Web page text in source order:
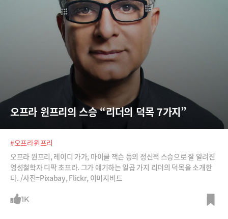
오프라 윈프리의 스승 “리더의 덕목 7가지”
#오프라윈프리
오프라 윈프리, 레이디 가가, 마이클 잭슨 등의 정신적 스승으로 잘 알려진
영성철학자 디팍 초프라. 그가 얘기하는 일곱 가지 리더의 덕목을 소개한
다. /사진=Pixabay, Flickr, 이미지비트
1K